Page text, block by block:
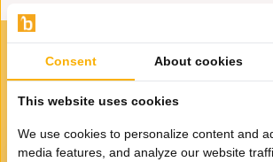
VOOR JOU GESELECTEERD
Gerelateerde producten
Consent About cookies
This website uses cookies
We use cookies to personalize content and
media features, and analyze our website